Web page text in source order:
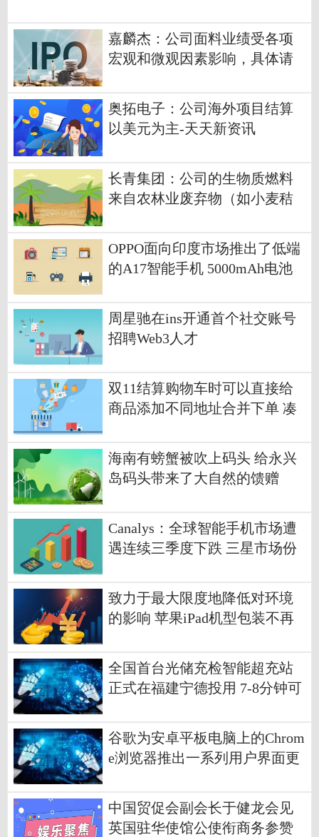
嘉麟杰：公司面料业绩受各项
宏观和微观因素影响，具体请
告-焦点关注
奥拓电子：公司海外项目结算
以美元为主-天天新资讯
长青集团：公司的生物质燃料
来自农林业废弃物（如小麦秸
国农业的发展息息相关-世界今
日讯
OPPO面向印度市场推出了低端
的A17智能手机 5000mAh电池
周星驰在ins开通首个社交账号
招聘Web3人才
双11结算购物车时可以直接给
商品添加不同地址合并下单 凑
海南有螃蟹被吹上码头 给永兴
岛码头带来了大自然的馈赠
Canalys：全球智能手机市场遭
遇连续三季度下跌 三星市场份
致力于最大限度地降低对环境
的影响 苹果iPad机型包装不再
全国首台光储充检智能超充站
正式在福建宁德投用 7-8分钟可
谷歌为安卓平板电脑上的Chrom
e浏览器推出一系列用户界面更
中国贸促会副会长于健龙会见
英国驻华使馆公使衔商务参赞